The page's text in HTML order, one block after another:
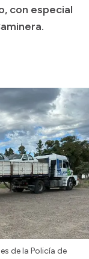
con especial
de la Policía de